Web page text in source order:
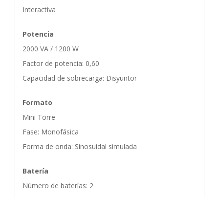
Interactiva
Potencia
2000 VA / 1200 W
Factor de potencia: 0,60
Capacidad de sobrecarga: Disyuntor
Formato
Mini Torre
Fase: Monofásica
Forma de onda: Sinosuidal simulada
Batería
Número de baterías: 2